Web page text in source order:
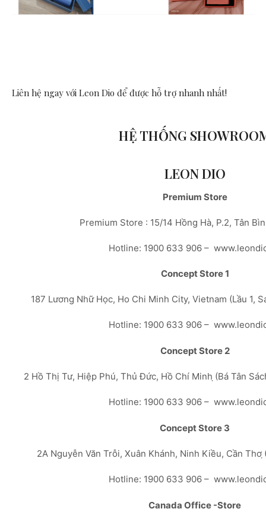
Liên hệ ngay với Leon Dio để được hỗ trợ nhanh nhất!
HỆ THỐNG
LEON DIO
Premium Store
Premium Store : 15/14 Hồng Hà, P.2, Tân
Hotline: 1900 633 906 –
Concept Store 1
187 Lương Nhữ Học, Ho Chi Minh City, Vietnam (Lầu 1,
Hotline: 1900 633 906 –
Concept Store 2
2 Hồ Thị Tư, Hiệp Phú, Thủ Đức, Hồ Chí Minh ̣(Bá Tân
Hotline: 1900 633 906 –
Concept Store 3
2A Nguyễn Văn Trỗi, Xuân Khánh, Ninh Kiều, Cần Thơ
Hotline: 1900 633 906 –
Canada Office -Store